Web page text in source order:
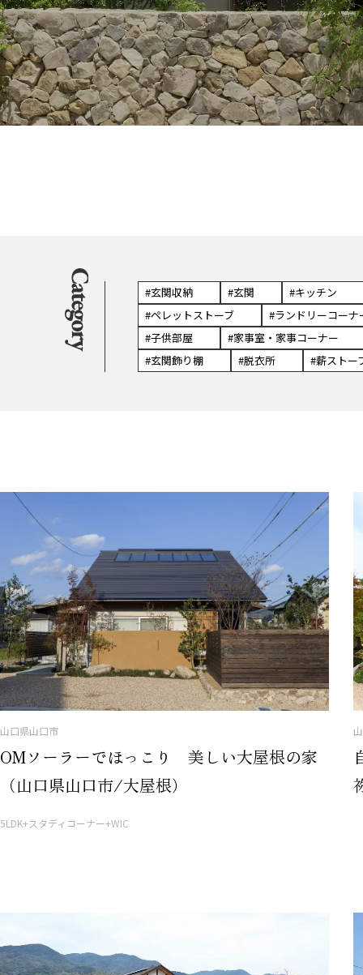
#玄関収納 #玄関
#キッチン
#ペレットストーブ
#ランドリーコーナ
#子供部屋
#家事室・家事コーナー
#玄関飾り棚
#脱衣所 #薪ストー
山口県山口市
OMソーラーでほっこり 美しい大屋根の家
（山口県山口市/大屋根）
5LDK+スタディコーナー+WIC